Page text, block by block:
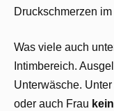
Druckschmerzen
Was viele auch
Intimbereich.
Unterwäsche.
oder auch Frau